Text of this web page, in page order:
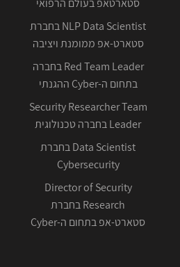
סטארטאפ בעולם הרפואי
NLP Data Scientist בחברת
סטארט-אפ ממומנת ויציבה
Red Team Leader בחברה
בתחום ה-Cyber ההגנתי
Security Researcher Team
Leader בחברה טכנולוגית
Data Scientist בחברת
Cybersecurity
Director of Security
Research בחברת
סטארט-אפ בתחום ה-Cyber